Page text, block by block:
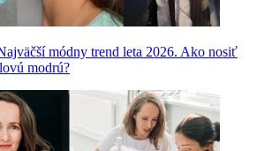
módny trend leta 2026. Ako nosiť
modrú?